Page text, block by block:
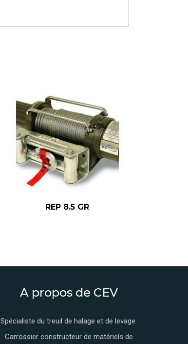
REP 8.5 GR
A propos de CEV
Spécialiste du treuil de halage et de levage.
Carrossier constructeur de matériels de